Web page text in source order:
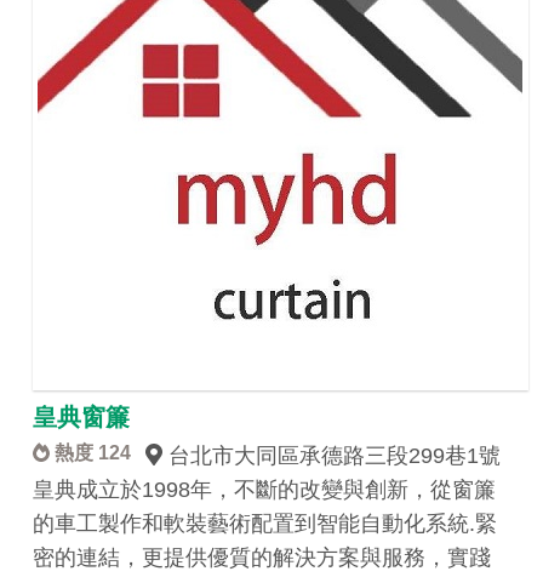
皇典窗簾
熱度 124
台北市大同區承德路三段299巷1號
皇典成立於1998年，不斷的改變與創新，從窗簾
的車工製作和軟裝藝術配置到智能自動化系統.緊
密的連結，更提供優質的解決方案與服務，實踐